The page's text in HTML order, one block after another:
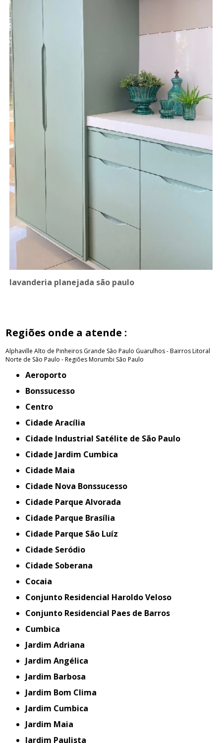
lavanderia planejada são paulo
Regiões onde a atende :
Alphaville Alto de Pinheiros Grande São Paulo Guarulhos - BairrosLitoral
Norte de São Paulo - RegiõesMorumbi São Paulo
Aeroporto
Bonssucesso
Centro
Cidade Aracília
Cidade Industrial Satélite de São Paulo
Cidade Jardim Cumbica
Cidade Maia
Cidade Nova Bonssucesso
Cidade Parque Alvorada
Cidade Parque Brasília
Cidade Parque São Luíz
Cidade Seródio
Cidade Soberana
Cocaia
Conjunto Residencial Haroldo Veloso
Conjunto Residencial Paes de Barros
Cumbica
Jardim Adriana
Jardim Angélica
Jardim Barbosa
Jardim Bom Clima
Jardim Cumbica
Jardim Maia
Jardim Paulista